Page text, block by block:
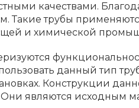
качествами.
Такие трубы
и химической
данный тип
Конструкции
являются исходным